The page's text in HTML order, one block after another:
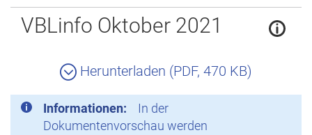
Zurück
VBLinfo Oktober 2021
Herunterladen (PDF, 470 KB)
Informationen:
In der
Dokumentenvorschau werden